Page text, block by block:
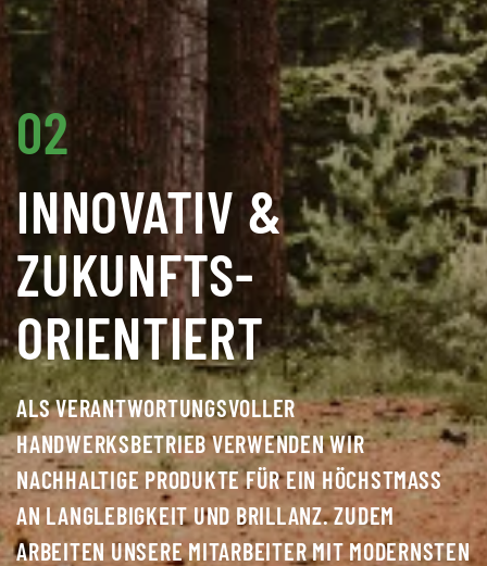
02
INNOVATIV &
ZUKUNFTS­
ORIENTIERT
ALS VERANTWORTUNGSVOLLER
HANDWERKSBETRIEB VERWENDEN WIR
NACHHALTIGE PRODUKTE FÜR EIN HÖCHSTMASS A
N LANGLEBIGKEIT UND BRILLANZ. ZUDEM A
RBEITEN UNSERE MITARBEITER MIT MODERNSTEN U